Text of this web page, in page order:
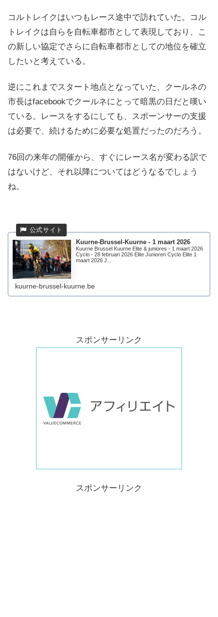
コルトレイクはいつもレース途中で訪れていた。コル
トレイクは自らを自転車都市として表現しており、こ
の新しい協定でさらに自転車都市としての地位を確立
したいと考えている。
逆にこれまでスタート地点となっていた、クールネの
市長はfacebookでクールネにとって暗黒の日だと嘆い
ている。レースをするにしても、スポーンサーの支援
は必要で、続けるために必要な処置だったのだろう。
76回の来年の開催から、すぐにレース名が変わる訳で
はないけど、それ以降についてはどうなるでしょう
ね。
Kuurne-Brussel-Kuurne - 1 maart 2026
Kuurne Brussel Kuurne Elite & juniores - 1 maart 2026
Cyclo - 28 februari 2026 Elite Junioren Cyclo Elite 1
maart 2026 J...
kuurne-brussel-kuurne.be
スポンサーリンク
スポンサーリンク